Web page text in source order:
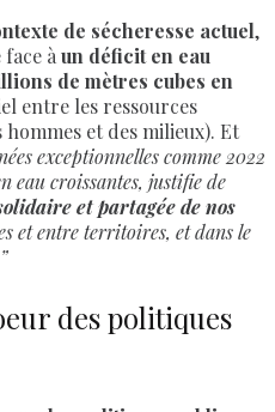
de sécheresse actuel,
à un déficit en eau
de mètres cubes en
entre les ressources
et des milieux). Et
exceptionnelles comme 2022
eau croissantes, justifie de
et partagée de nos
et entre territoires, et dans le
des politiques